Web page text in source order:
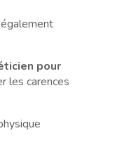
pour
les carences